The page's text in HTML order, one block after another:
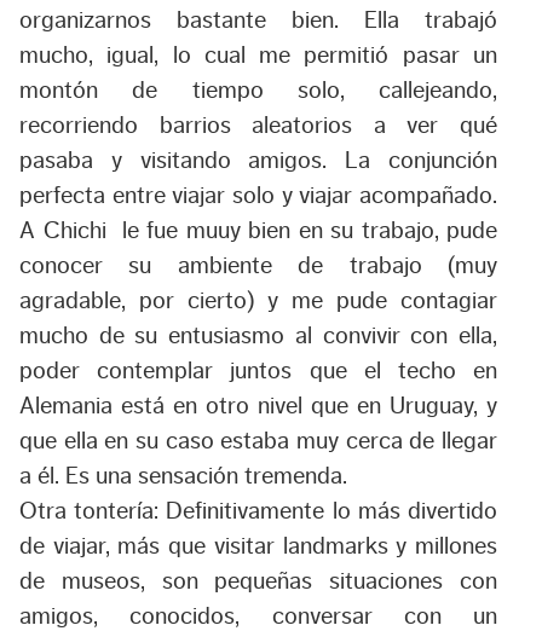
organizarnos bastante bien. Ella trabajó
mucho, igual, lo cual me permitió pasar un
montón de tiempo solo, callejeando,
recorriendo barrios aleatorios a ver qué
pasaba y visitando amigos. La conjunción
perfecta entre viajar solo y viajar acompañado.
A Chichi le fue muuy bien en su trabajo, pude
conocer su ambiente de trabajo (muy
agradable, por cierto) y me pude contagiar
mucho de su entusiasmo al convivir con ella,
poder contemplar juntos que el techo en
Alemania está en otro nivel que en Uruguay, y
que ella en su caso estaba muy cerca de llegar
a él. Es una sensación tremenda.
Otra tontería: Definitivamente lo más divertido
de viajar, más que visitar landmarks y millones
de museos, son pequeñas situaciones con
amigos, conocidos, conversar con un